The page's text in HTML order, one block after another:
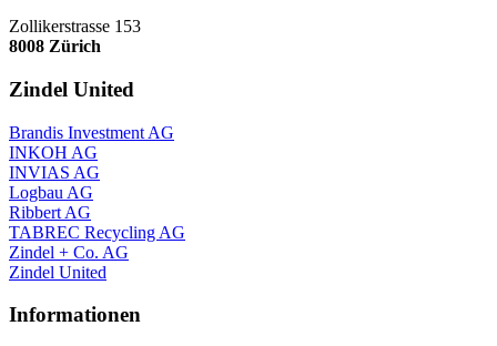
Zollikerstrasse 153
8008 Zürich
Zindel United
Brandis Investment AG
INKOH AG
INVIAS AG
Logbau AG
Ribbert AG
TABREC Recycling AG
Zindel + Co. AG
Zindel United
Informationen